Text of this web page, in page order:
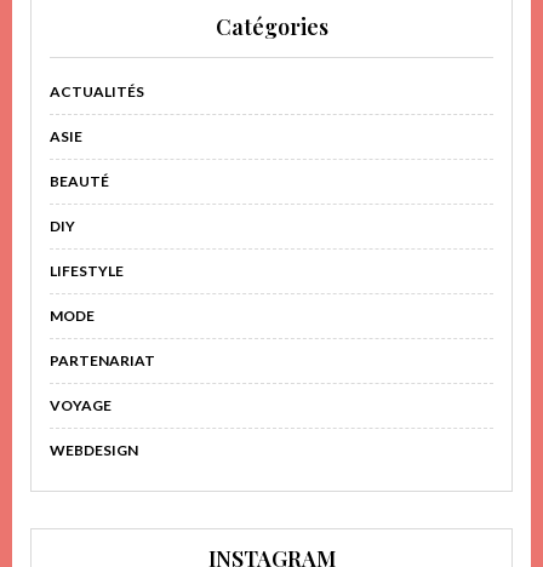
Catégories
ACTUALITÉS
ASIE
BEAUTÉ
DIY
LIFESTYLE
MODE
PARTENARIAT
VOYAGE
WEBDESIGN
INSTAGRAM